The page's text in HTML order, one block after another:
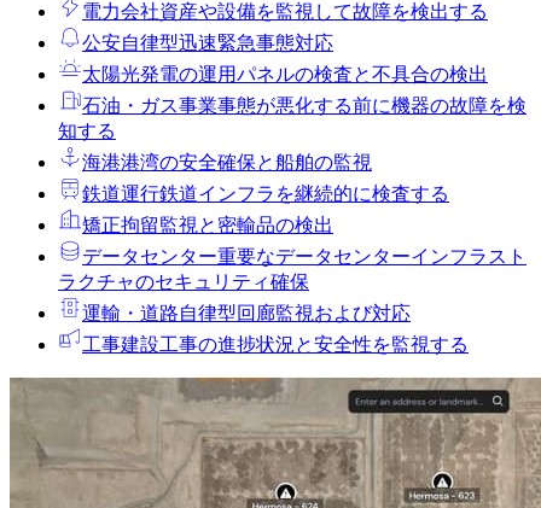
電力会社資産や設備を監視して故障を検出する
公安自律型迅速緊急事態対応
太陽光発電の運用パネルの検査と不具合の検出
石油・ガス事業事態が悪化する前に機器の故障を検
知する
海港港湾の安全確保と船舶の監視
鉄道運行鉄道インフラを継続的に検査する
矯正拘留監視と密輸品の検出
データセンター重要なデータセンターインフラスト
ラクチャのセキュリティ確保
運輸・道路自律型回廊監視および対応
工事建設工事の進捗状況と安全性を監視する